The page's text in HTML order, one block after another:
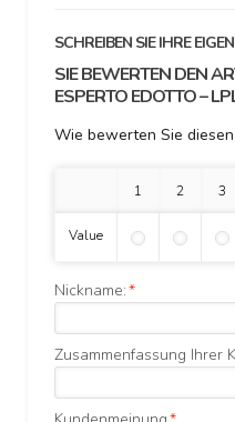
SCHREIBEN SIE IHRE
SIE BEWERTEN DEN
ESPERTO EDOTTO –
Wie bewerten Sie
1 Stern 2 Sterne
3
Value
*
Nickname:
Zusammenfassung Ihrer